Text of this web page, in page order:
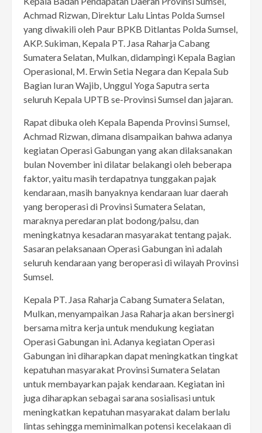
Achmad Rizwan, Direktur Lalu Lintas Polda Sumsel
yang diwakili oleh Paur BPKB Ditlantas Polda Sumsel,
AKP. Sukiman, Kepala PT. Jasa Raharja Cabang
Sumatera Selatan, Mulkan, didampingi Kepala Bagian
Operasional, M. Erwin Setia Negara dan Kepala Sub
Bagian Iuran Wajib, Unggul Yoga Saputra serta
seluruh Kepala UPTB se-Provinsi Sumsel dan jajaran.
Rapat dibuka oleh Kepala Bapenda Provinsi Sumsel,
Achmad Rizwan, dimana disampaikan bahwa adanya
kegiatan Operasi Gabungan yang akan dilaksanakan
bulan November ini dilatar belakangi oleh beberapa
faktor, yaitu masih terdapatnya tunggakan pajak
kendaraan, masih banyaknya kendaraan luar daerah
yang beroperasi di Provinsi Sumatera Selatan,
maraknya peredaran plat bodong/palsu, dan
meningkatnya kesadaran masyarakat tentang pajak.
Sasaran pelaksanaan Operasi Gabungan ini adalah
seluruh kendaraan yang beroperasi di wilayah Provinsi
Sumsel.
Kepala PT. Jasa Raharja Cabang Sumatera Selatan,
Mulkan, menyampaikan Jasa Raharja akan bersinergi
bersama mitra kerja untuk mendukung kegiatan
Operasi Gabungan ini. Adanya kegiatan Operasi
Gabungan ini diharapkan dapat meningkatkan tingkat
kepatuhan masyarakat Provinsi Sumatera Selatan
untuk membayarkan pajak kendaraan. Kegiatan ini
juga diharapkan sebagai sarana sosialisasi untuk
meningkatkan kepatuhan masyarakat dalam berlalu
lintas sehingga meminimalkan potensi kecelakaan di